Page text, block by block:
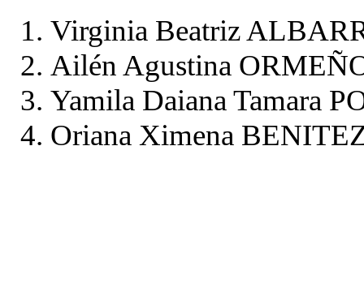
Virginia Beatriz
Ailén Agustina
Yamila Daiana Tamara
Oriana Ximena